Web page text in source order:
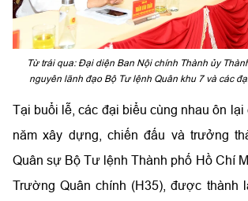
Từ trái qua: Đại diện Ban Nội chính Thành ủy
nguyên lãnh đạo Bộ Tư lệnh Quân khu 7 và các
Tại buổi lễ, các đại biểu cùng nhau ôn
năm xây dựng, chiến đấu và trưởng
Quân sự Bộ Tư lệnh Thành phố Hồ Chí
Trường Quân chính (H35), được thành